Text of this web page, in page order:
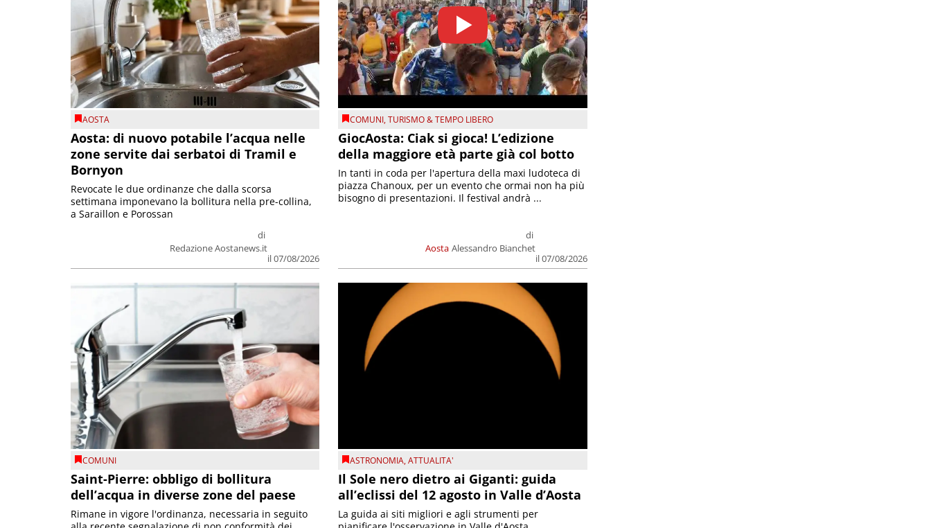
AOSTA
Aosta: di nuovo potabile l’acqua nelle
zone servite dai serbatoi di Tramil e
Bornyon
di
Redazione Aostanews.it
il 07/08/2026
Revocate le due ordinanze che dalla scorsa
settimana imponevano la bollitura nella pre-collina,
a Saraillon e Porossan
COMUNI,TURISMO & TEMPO LIBERO
GiocAosta: Ciak si gioca! L’edizione
della maggiore età parte già col botto
Aosta
di
Alessandro Bianchet
il 07/08/2026
In tanti in coda per l'apertura della maxi ludoteca di
piazza Chanoux, per un evento che ormai non ha più
bisogno di presentazioni. Il festival andrà ...
COMUNI
Saint-Pierre: obbligo di bollitura
dell’acqua in diverse zone del paese
Rimane in vigore l'ordinanza, necessaria in seguito
ASTRONOMIA,ATTUALITA'
Il Sole nero dietro ai Giganti: guida
all’eclissi del 12 agosto in Valle d’Aosta
La guida ai siti migliori e agli strumenti per